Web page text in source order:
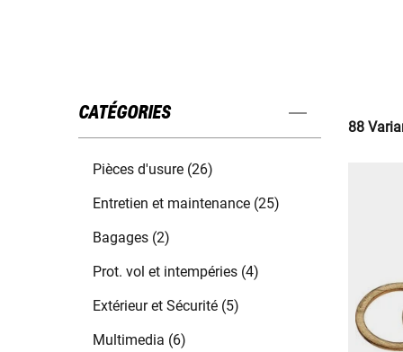
CATÉGORIES
Pièces d'usure (26)
Entretien et maintenance (25)
Bagages (2)
Prot. vol et intempéries (4)
Extérieur et Sécurité (5)
Multimedia (6)
88